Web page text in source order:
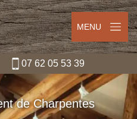
MENU
07 62 05 53 39
de Charpentes